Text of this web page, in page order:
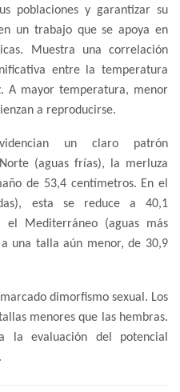
poblaciones y garantizar su
un trabajo que se apoya en
Muestra una correlación
entre la temperatura
A mayor temperatura, menor
a reproducirse.
un claro patrón
(aguas frías), la merluza
de 53,4 centímetros. En el
esta se reduce a 40,1
Mediterráneo (aguas más
una talla aún menor, de 30,9
dimorfismo sexual. Los
menores que las hembras.
la evaluación del potencial